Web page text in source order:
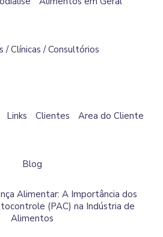
/ Clínicas / Consultórios
Links Clientes Area do Cliente
Blog
Alimentar: A Importância dos
(PAC) na Indústria de
Alimentos